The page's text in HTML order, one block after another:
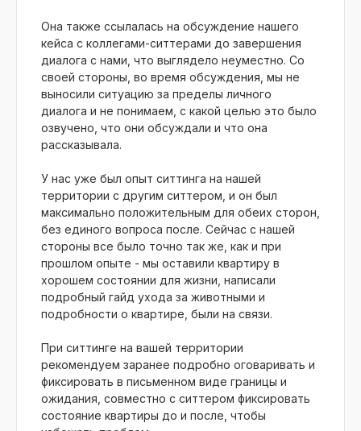
Она также ссылалась на обсуждение нашего
кейса с коллегами-ситтерами до завершения
диалога с нами, что выглядело неуместно. Со
своей стороны, во время обсуждения, мы не
выносили ситуацию за пределы личного
диалога и не понимаем, с какой целью это было
озвучено, что они обсуждали и что она
рассказывала.
У нас уже был опыт ситтинга на нашей
территории с другим ситтером, и он был
максимально положительным для обеих сторон,
без единого вопроса после. Сейчас с нашей
стороны все было точно так же, как и при
прошлом опыте - мы оставили квартиру в
хорошем состоянии для жизни, написали
подробный гайд ухода за животными и
подробности о квартире, были на связи.
При ситтинге на вашей территории
рекомендуем заранее подробно оговаривать и
фиксировать в письменном виде границы и
ожидания, совместно с ситтером фиксировать
состояние квартиры до и после, чтобы